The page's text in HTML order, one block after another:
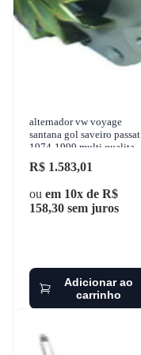
alternador vw voyage
santana gol saveiro passat
1974-1999 multi qualita -
mq0581
R$ 1.583,01
ou em 10x de R$
158,30 sem juros
Adicionar ao
carrinho